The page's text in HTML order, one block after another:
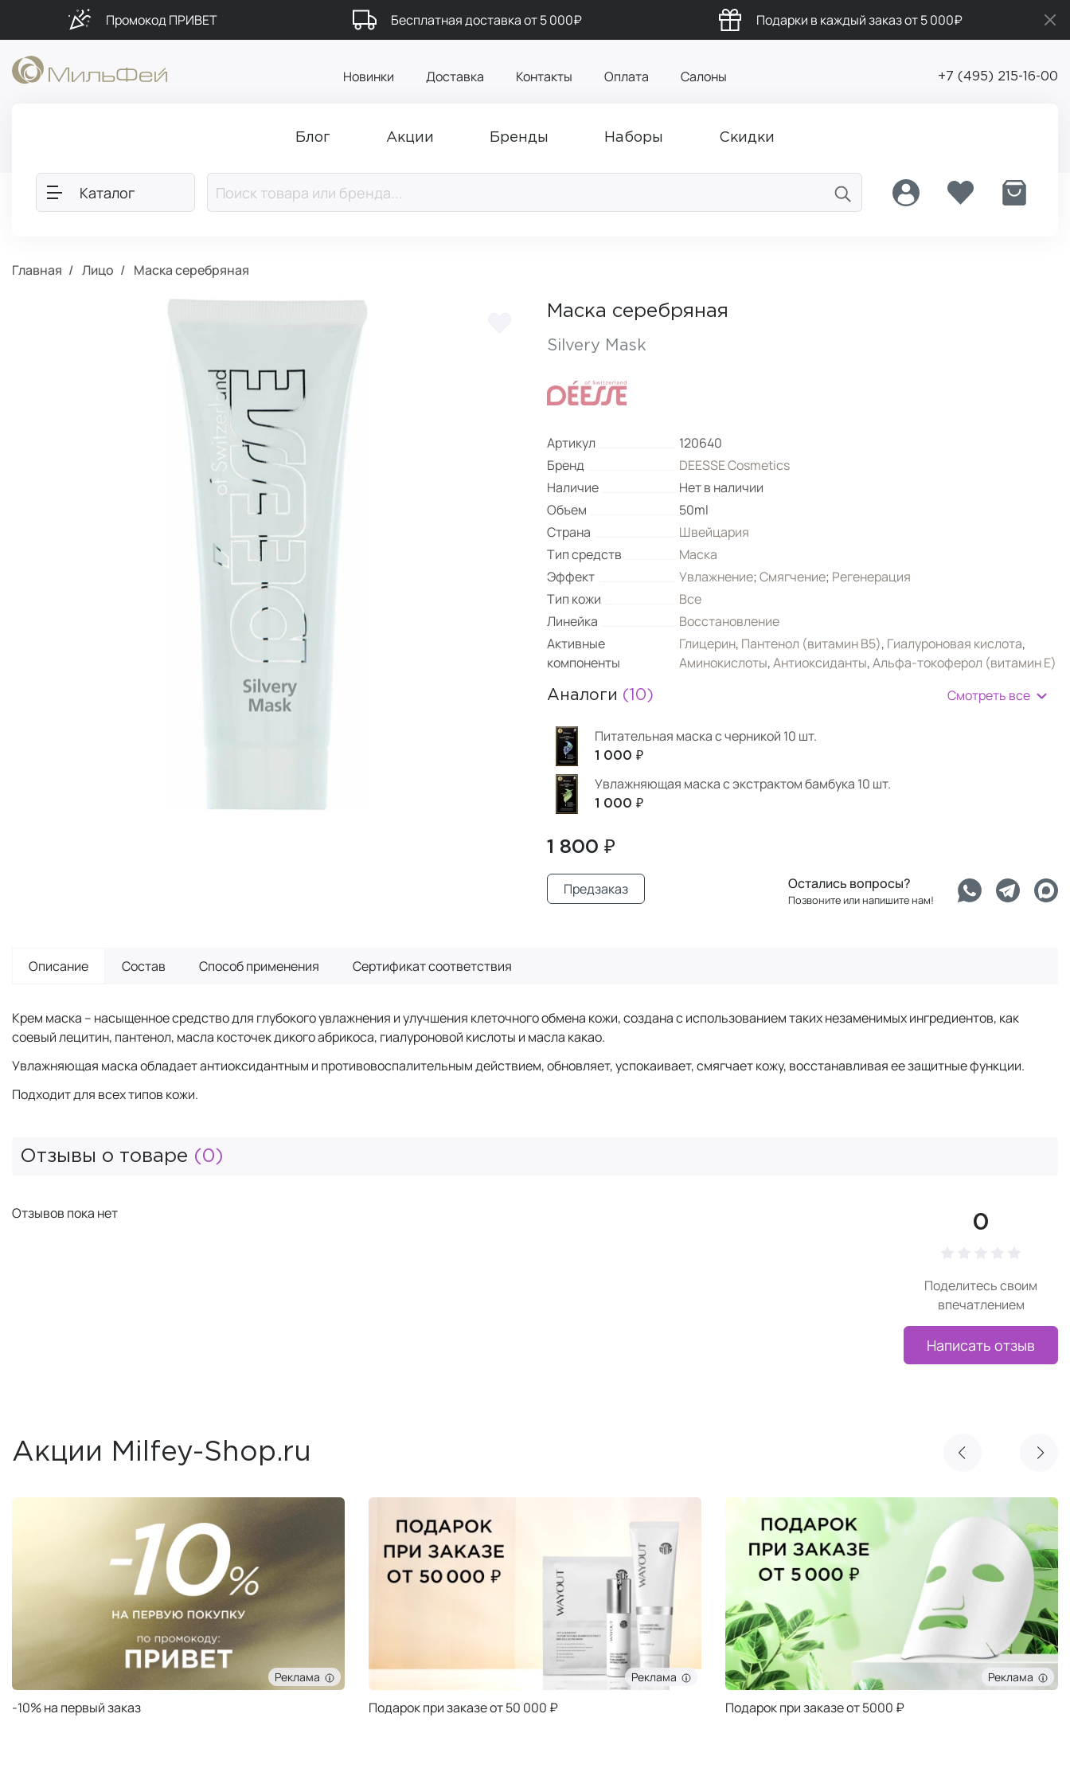
Промокод ПРИВЕТ Бесплатная доставка от 5 000₽ Подарки в каждый заказ от 5 000₽
Новинки Доставка Контакты Оплата Салоны +7 (495) 215-16-00
Блог Акции Бренды Наборы Скидки
Каталог
Главная Лицо Маска cеребряная
Маска cеребряная
Silvery Mask
Артикул
120640
Бренд
DEESSE Cosmetics
Наличие
Нет в наличии
Объем
50ml
Страна
Швейцария
Тип средств
Маска
Эффект
Увлажнение;Смягчение; Регенерация
Тип кожи
Все
Линейка
Восстановление
Активные
компоненты
Глицерин, Пантенол (витамин B5), Гиалуроновая кислота,
Аминокислоты,Антиоксиданты,Альфа-токоферол (витамин Е)
Аналоги (10) Смотреть все
Питательная маска с черникой 10 шт.
1 000 ₽
Увлажняющая маска c экстрактом бамбука 10 шт.
1 000 ₽
1 800 ₽
Предзаказ Остались вопросы?
Позвоните или напишите нам!
Описание Состав Способ применения Сертификатсоответствия
Крем маска – насыщенное средство для глубокого увлажнения и улучшения клеточного обмена кожи, создана с использованием таких незаменимых ингредиентов, как
соевый лецитин, пантенол, масла косточек дикого абрикоса, гиалуроновой кислоты и масла какао.
Увлажняющая маска обладает антиоксидантным и противовоспалительным действием, обновляет, успокаивает, смягчает кожу, восстанавливая ее защитные функции.
Подходит для всех типов кожи.
Отзывы о товаре (0)
0
Поделитесь своим
впечатлением
Написать отзыв
Отзывов пока нет
Акции Milfey-Shop.ru
Реклама
Подарок при заказе от 50 000 ₽
Реклама
Подарок при заказе от 5000 ₽
Очищающая маска NIMUE в подарок